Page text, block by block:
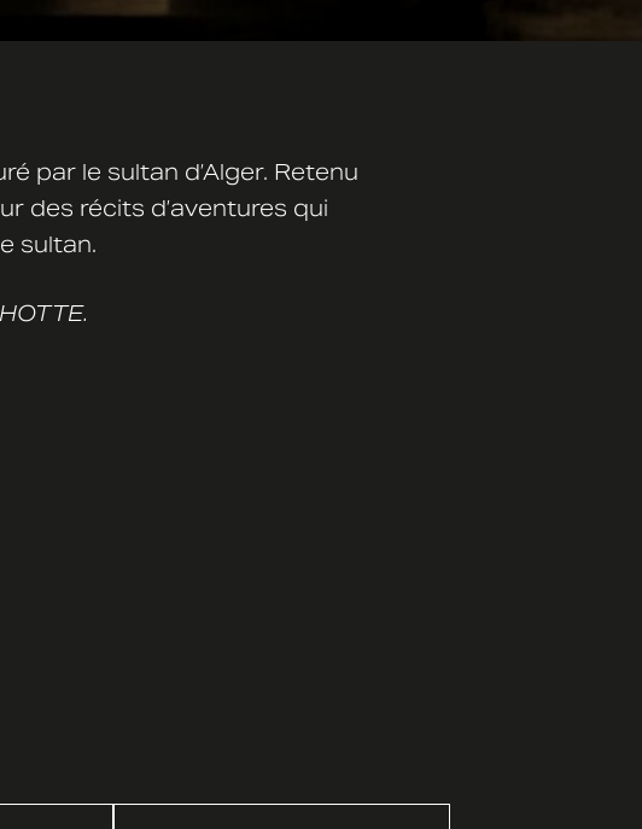
par le sultan d’Alger. Retenu
des récits d’aventures qui
sultan.